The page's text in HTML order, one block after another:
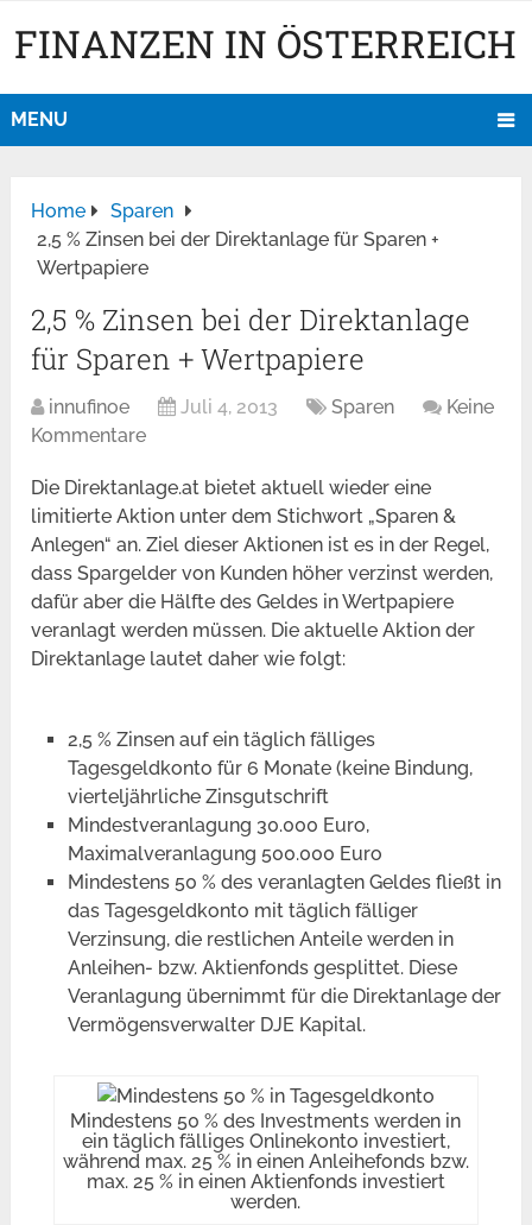
FINANZEN IN ÖSTERREICH
MENU
Home
Sparen
2,5 % Zinsen bei der Direktanlage für Sparen +
Wertpapiere
2,5 % Zinsen bei der Direktanlage
für Sparen + Wertpapiere
innufinoe Juli 4, 2013 Sparen
Keine
Kommentare
Die Direktanlage.at bietet aktuell wieder eine
limitierte Aktion unter dem Stichwort „Sparen &
Anlegen“ an. Ziel dieser Aktionen ist es in der Regel,
dass Spargelder von Kunden höher verzinst werden,
dafür aber die Hälfte des Geldes in Wertpapiere
veranlagt werden müssen. Die aktuelle Aktion der
Direktanlage lautet daher wie folgt:
2,5 % Zinsen auf ein täglich fälliges
Tagesgeldkonto für 6 Monate (keine Bindung,
vierteljährliche Zinsgutschrift
Mindestveranlagung 30.000 Euro,
Maximalveranlagung 500.000 Euro
Mindestens 50 % des veranlagten Geldes fließt in
das Tagesgeldkonto mit täglich fälliger
Verzinsung, die restlichen Anteile werden in
Anleihen- bzw. Aktienfonds gesplittet. Diese
Veranlagung übernimmt für die Direktanlage der
Vermögensverwalter DJE Kapital.
Mindestens 50 % des Investments werden in
ein täglich fälliges Onlinekonto investiert,
während max. 25 % in einen Anleihefonds bzw.
max. 25 % in einen Aktienfonds investiert
werden.